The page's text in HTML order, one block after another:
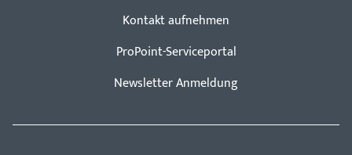
Kontakt aufnehmen
ProPoint-Serviceportal
Newsletter Anmeldung